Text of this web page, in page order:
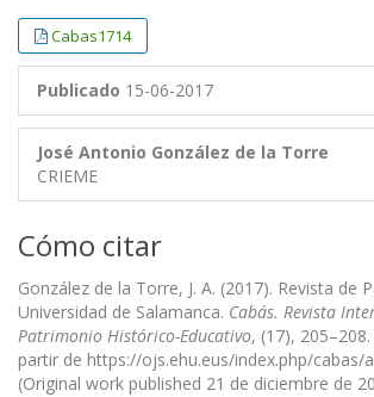
Cabas1714
Publicado 15-06-2017
José Antonio González de la Torre
CRIEME
Cómo citar
González de la Torre, J. A. (2017). Revista de
Universidad de Salamanca. Cabás. Revista
Patrimonio Histórico-Educativo, (17),
partir de https://ojs.ehu.eus/index.php/cabas/
(Original work published 21 de diciembre de